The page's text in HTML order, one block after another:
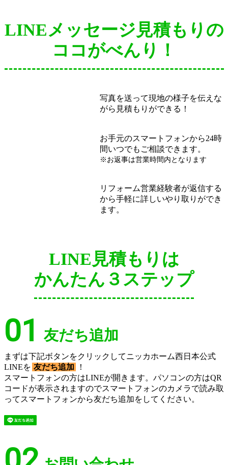
LINEメッセージ見積もりの
ココがべんり！
写真を送って現地の様子を伝えな
がら見積もりができる！
お手元のスマートフォンから24時
間いつでもご相談できます。
※お返事は営業時間内となります
リフォーム営業経験者が返信する
から手軽に詳しいやり取りができ
ます。
LINE見積もりは
かんたん３ステップ
01 友だち追加
まずは下記ボタンをクリックしてニッカホーム西日本公式
LINEを 友だち追加
！
スマートフォンの方はLINEが開きます。パソコンの方はQR
コードが表示されますのでスマートフォンのカメラで読み取
ってスマートフォンから友だち追加をしてください。